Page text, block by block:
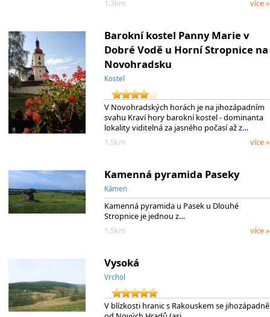
1.3km
více »
Barokní kostel Panny Marie v
Dobré Vodě u Horní Stropnice na
Novohradsku
Kostel
V Novohradských horách je na jihozápadním
svahu Kraví hory barokní kostel - dominanta
lokality viditelná za jasného počasí až z…
1.5km
více »
Kamenná pyramida Paseky
Kámen
Kamenná pyramida u Pasek u Dlouhé
Stropnice je jednou z…
1.5km
více »
Vysoká
Vrchol
V blízkosti hranic s Rakouskem se jihozápadně